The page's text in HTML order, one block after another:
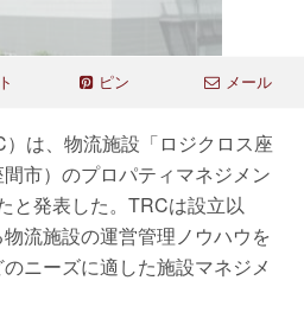
ピン メール
は、物流施設「ロジクロス座
市）のプロパティマネジメン
と発表した。TRCは設立以
流施設の運営管理ノウハウを
ニーズに適した施設マネジメ